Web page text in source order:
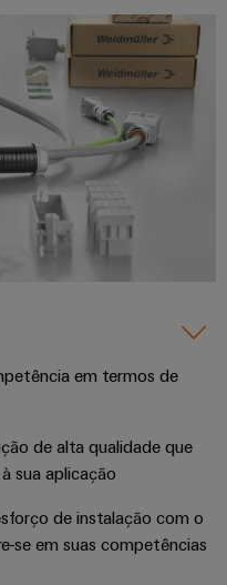
em termos de
de alta qualidade que
sua aplicação
de instalação com o
se em suas competências